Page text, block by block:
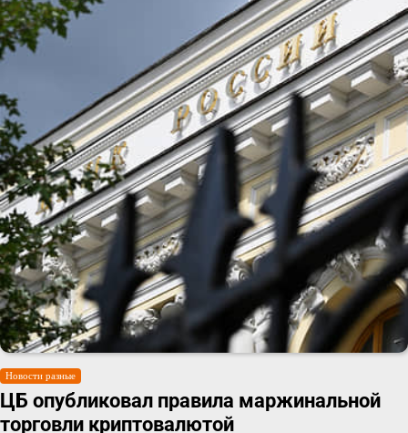
Новости разные
ЦБ опубликовал правила маржинальной
торговли криптовалютой